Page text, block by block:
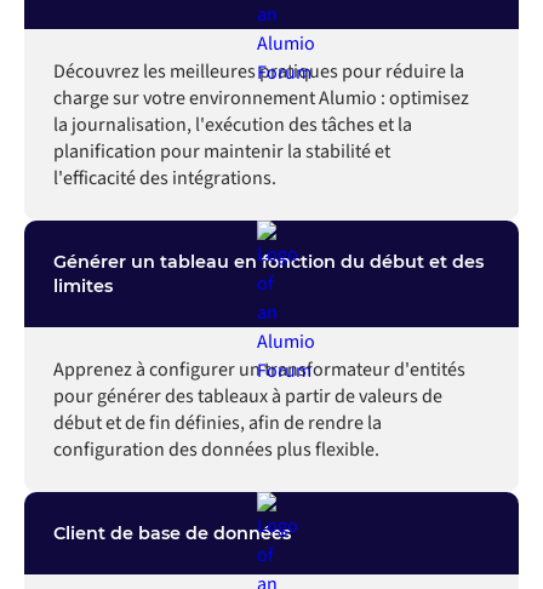
Découvrez les meilleures pratiques pour réduire la
charge sur votre environnement Alumio : optimisez
la journalisation, l'exécution des tâches et la
planification pour maintenir la stabilité et
l'efficacité des intégrations.
Générer un tableau en fonction du début et des
limites
Apprenez à configurer un transformateur d'entités
pour générer des tableaux à partir de valeurs de
début et de fin définies, afin de rendre la
configuration des données plus flexible.
Client de base de données